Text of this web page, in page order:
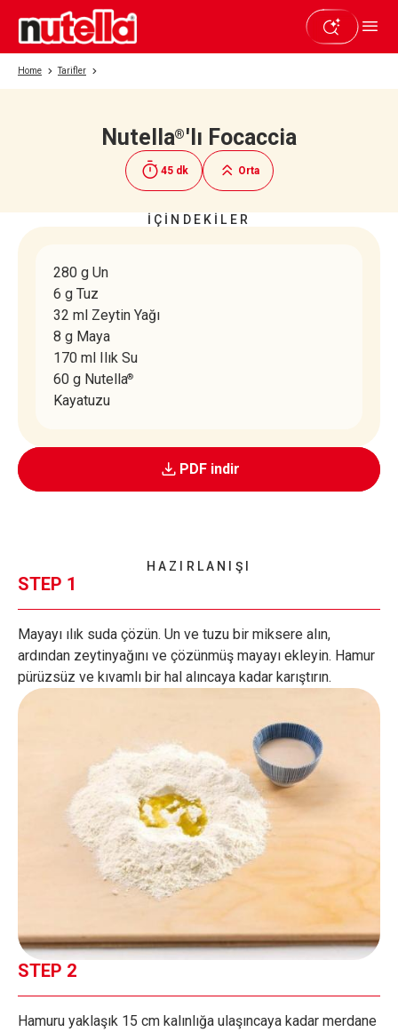
Home Tarifler
Nutella®'lı Focaccia
45 dk Orta
Beğendiyseniz paylaşın
İÇİNDEKİLER
280 g Un
6 g Tuz
32 ml Zeytin Yağı
8 g Maya
170 ml Ilık Su
60 g Nutella®
Kayatuzu
PDF indir
HAZIRLANIŞI
STEP 1
Mayayı ılık suda çözün. Un ve tuzu bir miksere alın,
ardından zeytinyağını ve çözünmüş mayayı ekleyin. Hamur
pürüzsüz ve kıvamlı bir hal alıncaya kadar karıştırın.
STEP 2
Hamuru yaklaşık 15 cm kalınlığa ulaşıncaya kadar merdane